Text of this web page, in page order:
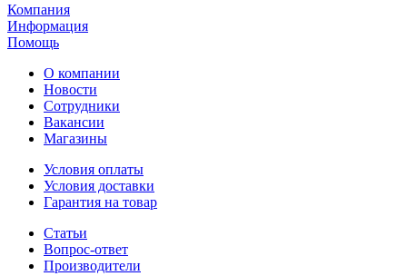
Компания
Информация
Помощь
О компании
Новости
Сотрудники
Вакансии
Магазины
Условия оплаты
Условия доставки
Гарантия на товар
Статьи
Вопрос-ответ
Производители